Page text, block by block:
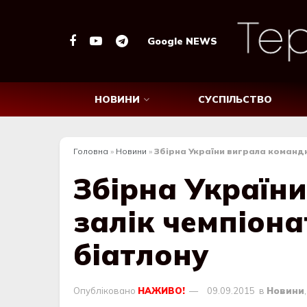
Google NEWS
НОВИНИ СУСПІЛЬСТВО
Головна » Новини » Збірна України виграла
Збірна
залік
біатлону
Опубліковано НАЖИВО! 09.09.2015 в Новини